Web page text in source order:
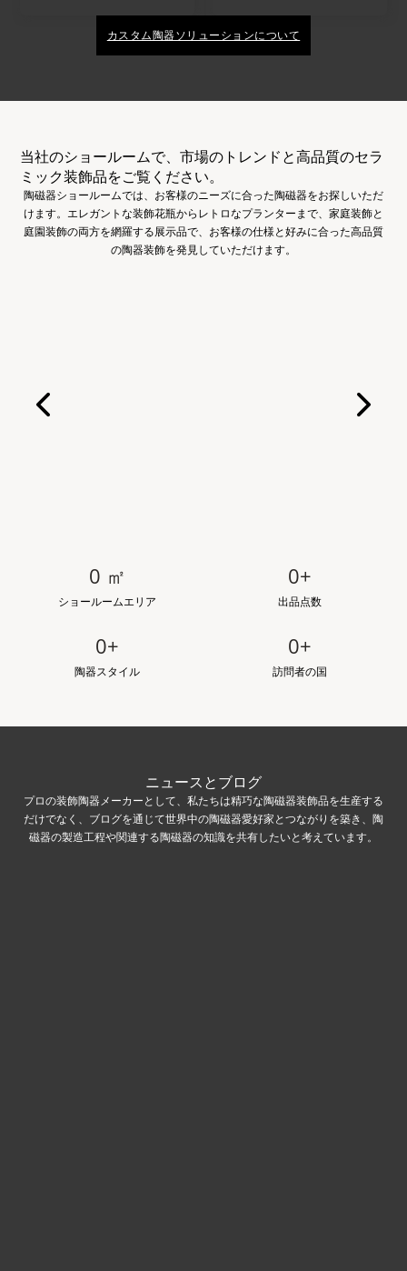
カスタム陶器ソリューションについて
当社のショールームで、市場のトレンドと高品質のセラ
ミック装飾品をご覧ください。
陶磁器ショールームでは、お客様のニーズに合った陶磁器をお探しいただ
けます。エレガントな装飾花瓶からレトロなプランターまで、家庭装飾と
庭園装飾の両方を網羅する展示品で、お客様の仕様と好みに合った高品質
の陶器装飾を発見していただけます。
0 ㎡
ショールームエリア
0+
出品点数
0+
陶器スタイル
0+
訪問者の国
ニュースとブログ
プロの装飾陶器メーカーとして、私たちは精巧な陶磁器装飾品を生産する
だけでなく、ブログを通じて世界中の陶磁器愛好家とつながりを築き、陶
磁器の製造工程や関連する陶磁器の知識を共有したいと考えています。